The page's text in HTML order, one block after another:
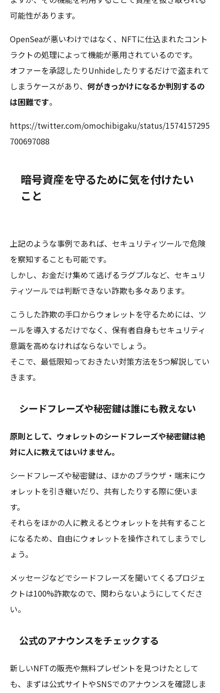
可能性があります。
OpenSeaが悪いわけではなく、NFTに仕込まれたコント
ラクトの処理によって機能が悪用されているのです。
オファーを承認したりUnhideしたりするだけで盗まれて
しまうケースがあり、 何がきっかけになるか判別するの
は困難です。
https://twitter.com/omochibigaku/status/1574157295
700697088
暗号資産を守るために気を付けたい
こと
上記のような事例であれば、セキュリティツールで危険
を察知することも可能です。
しかし、お金だけ集めて逃げるラグプルなど、セキュリ
ティツールでは判断できない詐欺も多々あります。
こうした詐欺の手口からウォレットを守るためには、ツ
ールを導入するだけでなく、保有者自身もセキュリティ
意識を高めなければならないでしょう。
そこで、最低限知っておきたい対策方法を5つ解説してい
きます。
シードフレーズや秘密鍵は誰にも教えない
原則として、ウォレットのシードフレーズや秘密鍵は絶
対に人に教えてはいけません。
シードフレーズや秘密鍵は、ほかのブラウザ・端末にウ
ォレットを引き継いだり、共有したりする際に使いま
す。
それらをほかの人に教えるとウォレットを共有すること
になるため、自由にウォレットを操作されてしまうでし
ょう。
メッセージなどでシードフレーズを聞いてくるプロジェ
クトは100%詐欺なので、関わらないようにしてくださ
い。
公式のアナウンスをチェックする
新しいNFTの販売や無料プレゼントを見つけたとして
も、まずは公式サイトやSNSでのアナウンスを確認しま